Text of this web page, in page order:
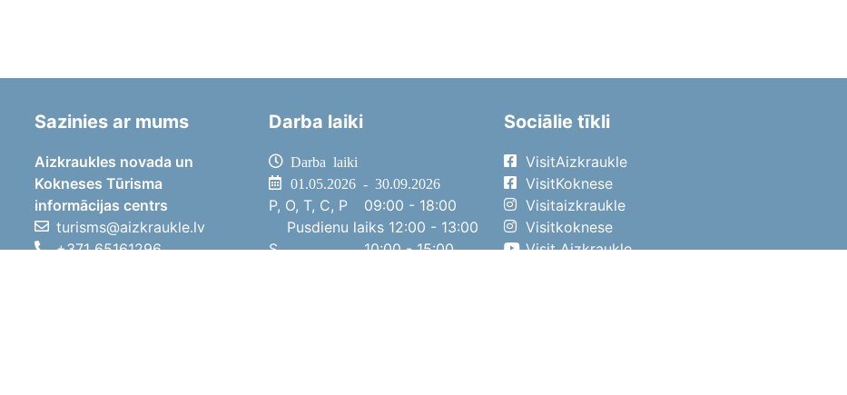
Sazinies ar mums
Aizkraukles novada un
Kokneses Tūrisma
informācijas centrs
turisms@aizkraukle.lv
+371 65161296
Darba laiki
Darba laiki
01.05.2026 - 30.09.2026
P, O, T, C, P
09:00 - 18:00
Pusdienu laiks 12:00 - 13:00
S
10:00 - 15:00
Sociālie tīkli
VisitAizkraukle
VisitKoknese
Visitaizkraukle
Visitkoknese
Visit Aizkraukle